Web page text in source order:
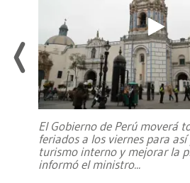
El Gobierno de Perú moverá
feriados a los viernes para
turismo interno y mejorar la
informó el ministro...